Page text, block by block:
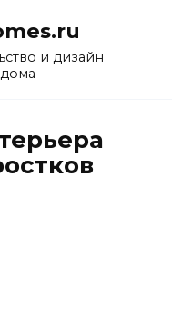
и дизайн
дома